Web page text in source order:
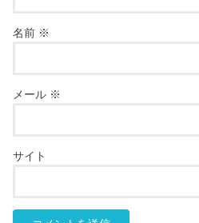
名前 ※
メール ※
サイト